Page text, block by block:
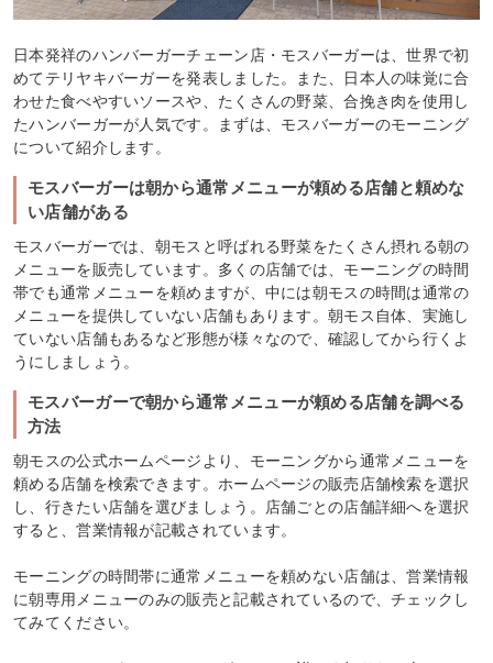
日本発祥のハンバーガーチェーン店・モスバーガーは、世界で初
めてテリヤキバーガーを発表しました。また、日本人の味覚に合
わせた食べやすいソースや、たくさんの野菜、合挽き肉を使用し
たハンバーガーが人気です。まずは、モスバーガーのモーニング
について紹介します。
モスバーガーは朝から通常メニューが頼める店舗と頼めな
い店舗がある
モスバーガーでは、朝モスと呼ばれる野菜をたくさん摂れる朝の
メニューを販売しています。多くの店舗では、モーニングの時間
帯でも通常メニューを頼めますが、中には朝モスの時間は通常の
メニューを提供していない店舗もあります。朝モス自体、実施し
ていない店舗もあるなど形態が様々なので、確認してから行くよ
うにしましょう。
モスバーガーで朝から通常メニューが頼める店舗を調べる
方法
朝モスの公式ホームページより、モーニングから通常メニューを
頼める店舗を検索できます。ホームページの販売店舗検索を選択
し、行きたい店舗を選びましょう。店舗ごとの店舗詳細へを選択
すると、営業情報が記載されています。
モーニングの時間帯に通常メニューを頼めない店舗は、営業情報
に朝専用メニューのみの販売と記載されているので、チェックし
てみてください。